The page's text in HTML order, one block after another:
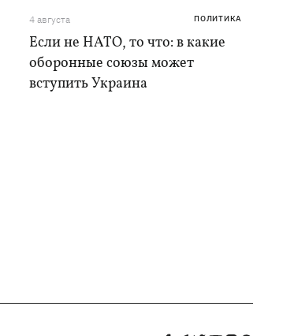
4 августа ПОЛИТИКА
Если не НАТО, то что: в какие
оборонные союзы может
вступить Украина